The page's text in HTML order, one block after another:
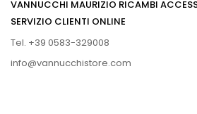
VANNUCCHI MAURIZIO RICAMBI
SERVIZIO CLIENTI ONLINE
Tel. +39 0583-329008
info@vannucchistore.com